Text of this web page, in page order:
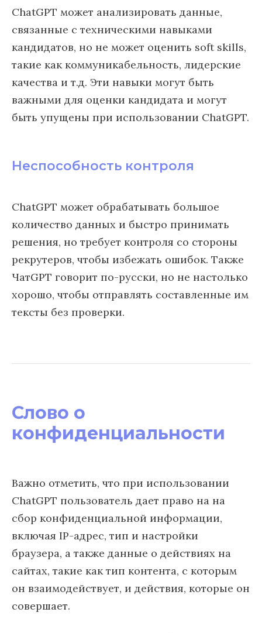
ChatGPT может анализировать данные,
связанные с техническими навыками
кандидатов, но не может оценить soft skills,
такие как коммуникабельность, лидерские
качества и т.д. Эти навыки могут быть
важными для оценки кандидата и могут
быть упущены при использовании ChatGPT.
Неспособность контроля
ChatGPT может обрабатывать большое
количество данных и быстро принимать
решения, но требует контроля со стороны
рекрутеров, чтобы избежать ошибок. Также
ЧатGPT говорит по-русски, но не настолько
хорошо, чтобы отправлять составленные им
тексты без проверки.
Слово о
конфиденциальности
Важно отметить, что при использовании
ChatGPT пользователь дает право на на
сбор конфиденциальной информации,
включая IP-адрес, тип и настройки
браузера, а также данные о действиях на
сайтах, такие как тип контента, с которым
он взаимодействует, и действия, которые он
совершает.